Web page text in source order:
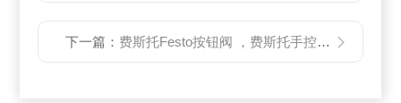
下一篇： 费斯托Festo按钮阀 ，费斯托手控按钮阀代理